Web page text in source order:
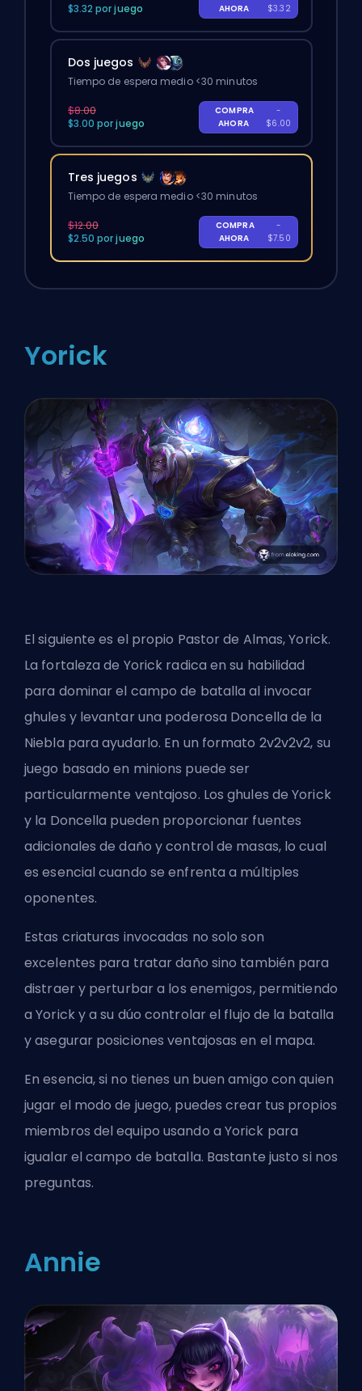
$3.32 por juego
AHORA
$3.32
Dos juegos
Tiempo de espera medio <30 minutos
$8.00
$3.00 por juego
COMPRA
AHORA
-
$6.00
Tres juegos
Tiempo de espera medio <30 minutos
$12.00
$2.50 por juego
COMPRA
AHORA
-
$7.50
Yorick
El siguiente es el propio Pastor de Almas, Yorick.
La fortaleza de Yorick radica en su habilidad
para dominar el campo de batalla al invocar
ghules y levantar una poderosa Doncella de la
Niebla para ayudarlo. En un formato 2v2v2v2, su
juego basado en minions puede ser
particularmente ventajoso. Los ghules de Yorick
y la Doncella pueden proporcionar fuentes
adicionales de daño y control de masas, lo cual
es esencial cuando se enfrenta a múltiples
oponentes.
Estas criaturas invocadas no solo son
excelentes para tratar daño sino también para
distraer y perturbar a los enemigos, permitiendo
a Yorick y a su dúo controlar el flujo de la batalla
y asegurar posiciones ventajosas en el mapa.
En esencia, si no tienes un buen amigo con quien
jugar el modo de juego, puedes crear tus propios
miembros del equipo usando a Yorick para
igualar el campo de batalla. Bastante justo si nos
preguntas.
Annie